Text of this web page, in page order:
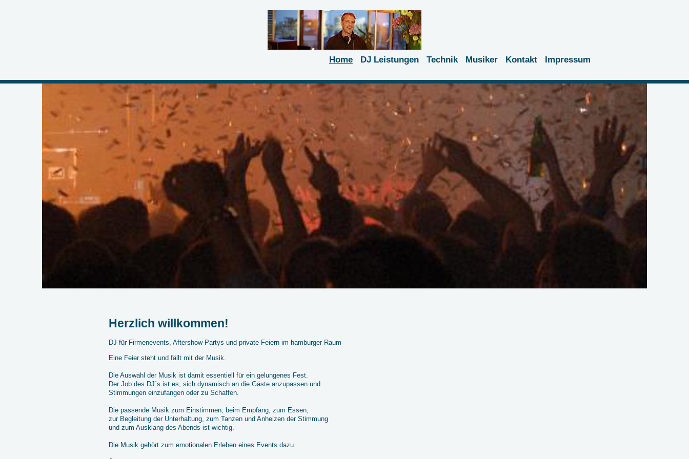
Home DJ Leistungen Technik Musiker Kontakt Impressum
Herzlich willkommen!
DJ für Firmenevents, Aftershow-Partys und private Feiern im hamburger Raum
Eine Feier steht und fällt mit der Musik.
Die Auswahl der Musik ist damit essentiell für ein gelungenes Fest.
Der Job des DJ´s ist es, sich dynamisch an die Gäste anzupassen und
Stimmungen einzufangen oder zu Schaffen.
Die passende Musik zum Einstimmen, beim Empfang, zum Essen,
zur Begleitung der Unterhaltung, zum Tanzen und Anheizen der Stimmung
und zum Ausklang des Abends ist wichtig.
Die Musik gehört zum emotionalen Erleben eines Events dazu.